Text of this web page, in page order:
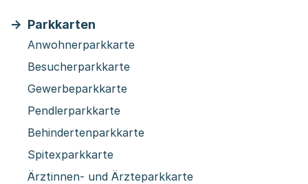
Parkkarten
Anwohnerparkkarte
Besucherparkkarte
Gewerbeparkkarte
Pendlerparkkarte
Behindertenparkkarte
Spitexparkkarte
Ärztinnen- und Ärzteparkkarte